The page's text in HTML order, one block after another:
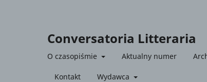
Conversatoria Litteraria
O czasopiśmie Aktualny numer
Kontakt Wydawca